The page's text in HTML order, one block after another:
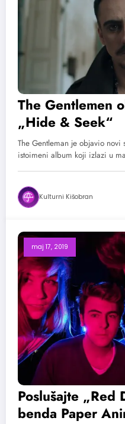
The Gentlemen
„Hide & Seek“
The Gentleman je objavio
istoimeni album koji izlazi u
Kulturni Kišobran
maj 17, 2019
Poslušajte „Red
benda Paper